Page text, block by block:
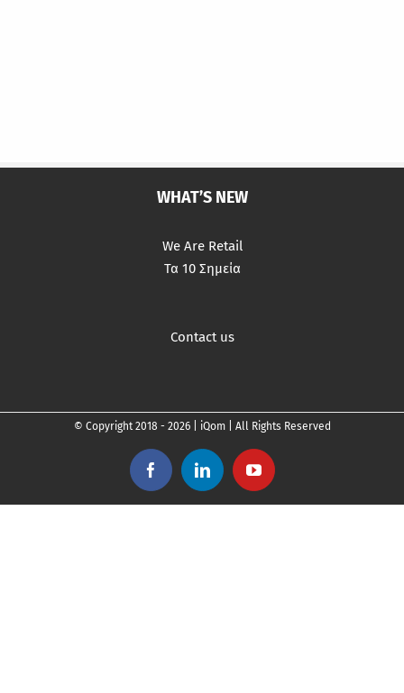
WHAT’S NEW
We Are Retail
Τα 10 Σημεία
Contact us
© Copyright 2018 - 2026 | iQom | All Rights Reserved
FacebookLinkedInYouTube